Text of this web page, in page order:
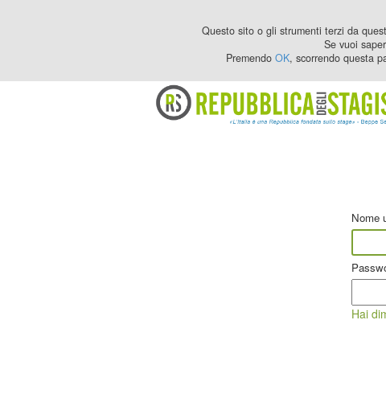
Nome
Hai
Questo sito o gli strumenti terzi da
Se vuoi
Premendo OK, scorrendo questa